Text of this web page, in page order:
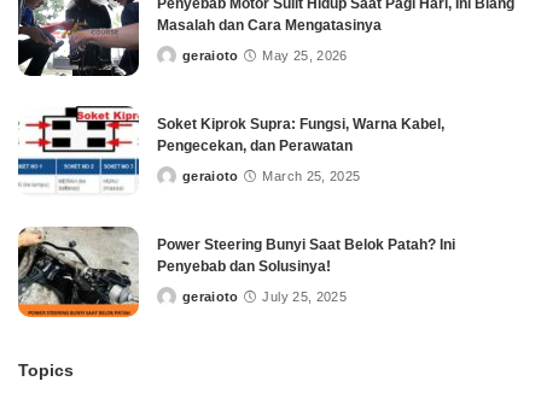
Penyebab Motor Sulit Hidup Saat Pagi Hari, Ini Biang
Masalah dan Cara Mengatasinya
Postedgeraioto May 25, 2026
Soket Kiprok Supra: Fungsi, Warna Kabel,
Pengecekan, dan Perawatan
Postedgeraioto March 25, 2025
Power Steering Bunyi Saat Belok Patah? Ini
Penyebab dan Solusinya!
Postedgeraioto July 25, 2025
Topics